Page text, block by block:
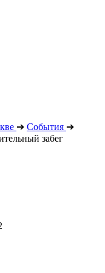
➔ События ➔
забег